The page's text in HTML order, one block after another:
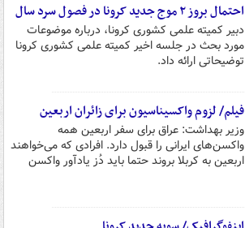
احتمال بروز ۲ موج جدید کرونا در فصول سرد سال
دبیر کمیته علمی کشوری کرونا، درباره موضوعات
مورد بحث در جلسه اخیر کمیته علمی کشوری کرونا
توضیحاتی ارائه داد.
فیلم/ لزوم واکسیناسیون برای زائران اربعین
وزیر بهداشت: عراق برای سفر اربعین همه
واکسن‌های ایرانی را قبول دارد. افرادی که می‌خواهند
اربعین به کربلا بروند حتما باید دُز یادآور واکسن